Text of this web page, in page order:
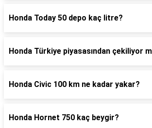
Honda Today 50 depo kaç litre?
Honda Türkiye piyasasından çekiliyor
Honda Civic 100 km ne kadar yakar?
Honda Hornet 750 kaç beygir?